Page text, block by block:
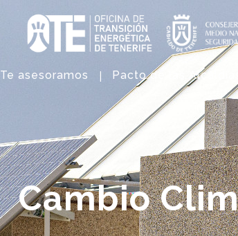
Te asesoramos Pacto de las Alcaldías
Cambio